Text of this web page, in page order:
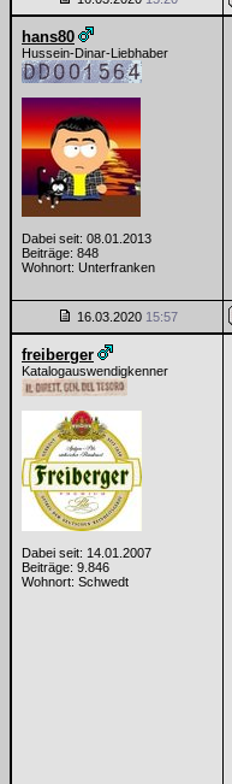
hans80
Hussein-Dinar-Liebhaber
Dabei seit: 08.01.2013
Beiträge: 848
Wohnort: Unterfranken
16.03.2020 15:57
freiberger
Katalogauswendigkenner
Dabei seit: 14.01.2007
Beiträge: 9.846
Wohnort: Schwedt